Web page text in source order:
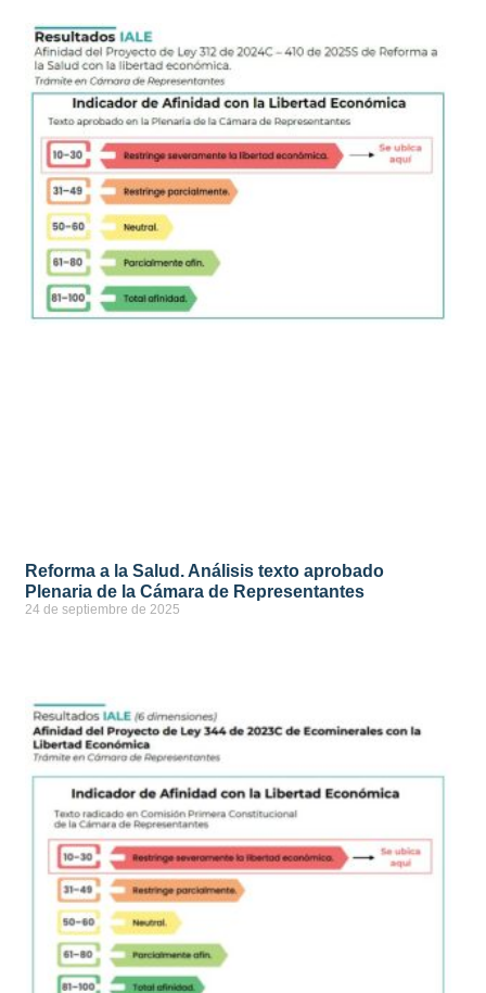
Reforma a la Salud. Análisis texto aprobado
Plenaria de la Cámara de Representantes
24 de septiembre de 2025